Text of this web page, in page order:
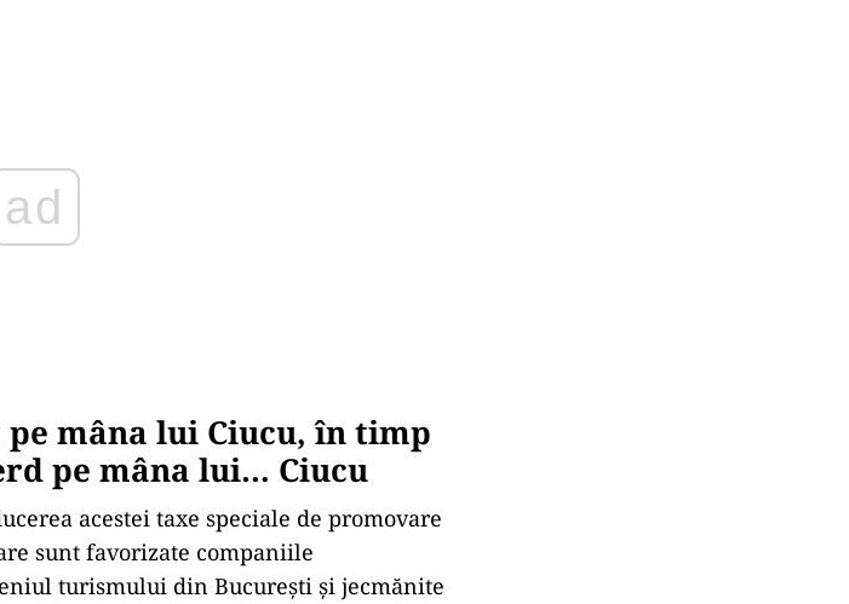
mâna lui Ciucu, în timp
pe mâna lui… Ciucu
acestei taxe speciale de promovare
sunt favorizate companiile
turismului din București și jecmănite